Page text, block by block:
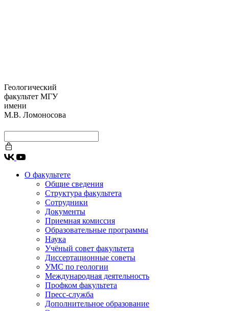
Геологический
факультет МГУ
имени
М.В. Ломоносова
О факультете
Общие сведения
Структура факультета
Сотрудники
Документы
Приемная комиссия
Образовательные программы
Наука
Учёный совет факультета
Диссертационные советы
УМС по геологии
Международная деятельность
Профком факультета
Пресс-служба
Дополнительное образование